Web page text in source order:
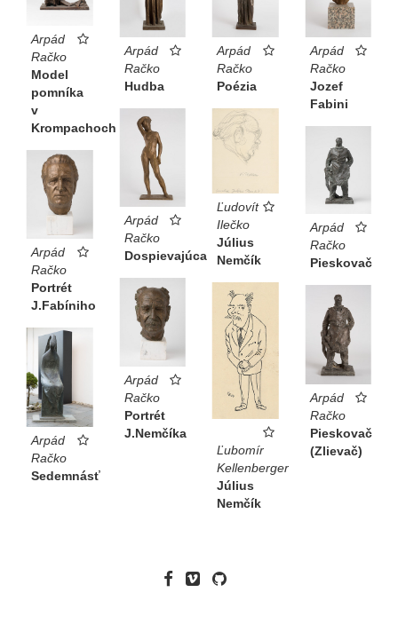
Arpád
Račko
Model
pomníka
v
Krompachoch
Arpád
Račko
Hudba
Arpád
Račko
Poézia
Arpád
Račko
Jozef
Fabini
Arpád
Račko
Dospievajúca
Ľudovít
Ilečko
Július
Nemčík
Arpád
Račko
Pieskovač
Arpád
Račko
Portrét
J.Fabíniho
Arpád
Račko
Portrét
J.Nemčíka
Ľubomír
Kellenberger
Július
Nemčík
Arpád
Račko
Pieskovač
(Zlievač)
Arpád
Račko
Sedemnásť